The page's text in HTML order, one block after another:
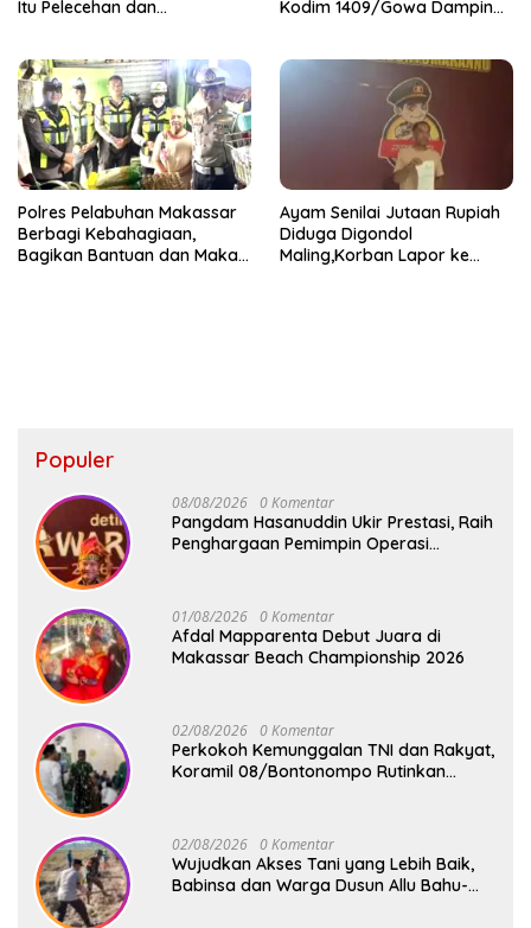
Itu Pelecehan dan
Kodim 1409/Gowa Dampingi
Polres Pelabuhan Makassar
Berbagi Kebahagiaan,
Bagikan Bantuan dan Makan
Ayam Senilai Jutaan Rupiah
Diduga Digondol
Maling,Korban Lapor ke
Populer
08/08/2026 0 Komentar
Pangdam Hasanuddin Ukir Prestasi, Raih
Penghargaan Pemimpin Operasi
01/08/2026 0 Komentar
Afdal Mapparenta Debut Juara di
Makassar Beach Championship 2026
02/08/2026 0 Komentar
Perkokoh Kemunggalan TNI dan Rakyat,
Koramil 08/Bontonompo Rutinkan
02/08/2026 0 Komentar
Wujudkan Akses Tani yang Lebih Baik,
Babinsa dan Warga Dusun Allu Bahu-